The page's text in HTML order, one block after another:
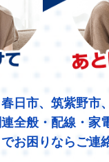
日市、筑紫野市
全般・配線・家
お困りならご連